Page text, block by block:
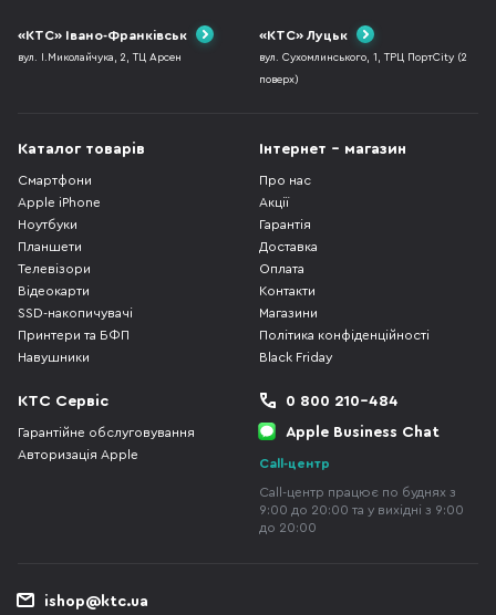
«КТС» Івано-Франківськ
вул. І.Миколайчука, 2, ТЦ Арсен
«КТС» Луцьк
вул. Сухомлинського, 1, ТРЦ ПортCity (2
поверх)
Каталог товарів
Смартфони
Apple iPhone
Ноутбуки
Планшети
Телевізори
Відеокарти
SSD-накопичувачі
Принтери та БФП
Навушники
Інтернет - магазин
Про нас
Акції
Гарантія
Доставка
Оплата
Контакти
Магазини
Політика конфіденційності
Black Friday
КТС Сервіс
Гарантійне обслуговування
Авторизація Apple
0 800 210-484
Apple Business Chat
Call-центр
Call-центр працює по буднях з
9:00 до 20:00 та у вихідні з 9:00
до 20:00
ishop@ktc.ua